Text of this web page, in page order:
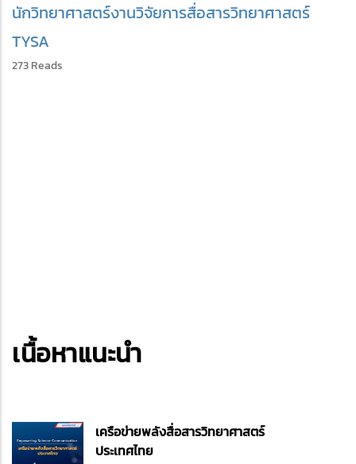
นักวิทยาศาสตร์งานวิจัยการสื่อสารวิทยาศาสตร์
TYSA
273 Reads
เนื้อหาแนะนำ
เครือข่ายพลังสื่อสารวิทยาศาสตร์
ประเทศไทย